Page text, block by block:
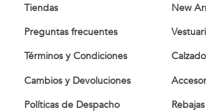
Tiendas
Preguntas frecuentes
Términos y Condiciones
Cambios y Devoluciones
Políticas de Despacho
New
Calzado
Rebajas